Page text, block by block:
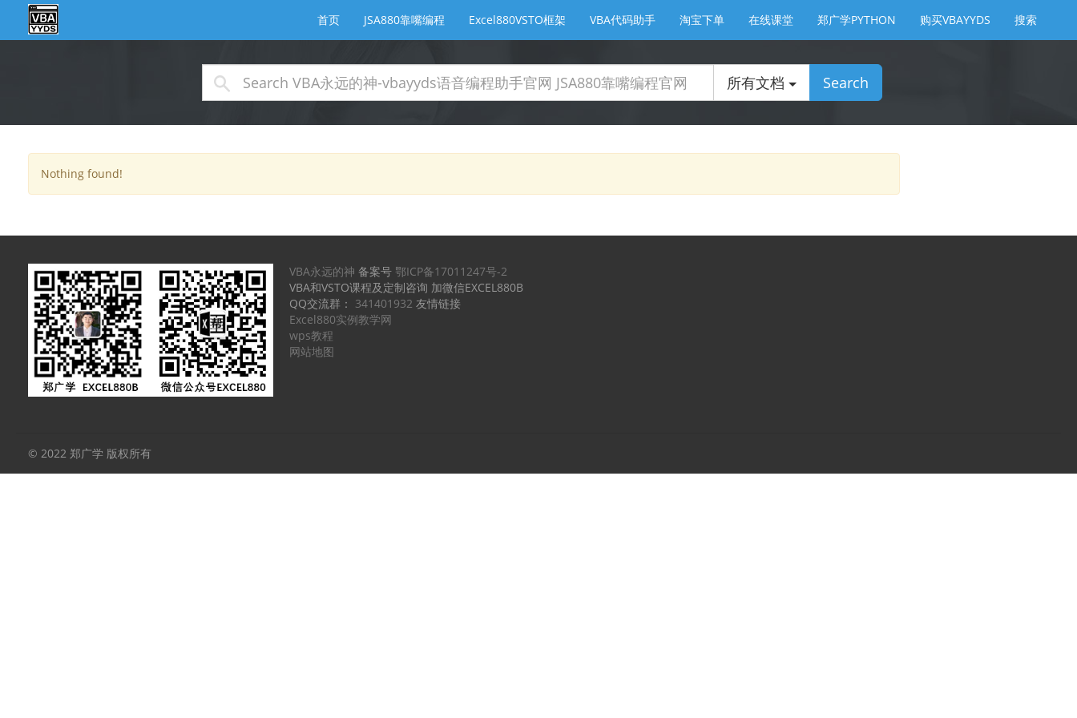
首页 JSA880靠嘴编程 Excel880VSTO框架 VBA代码助手 淘宝下单 在线课堂 郑广学PYTHON 购买VBAYYDS 搜索
所有文档 Search
Nothing found!
VBA永远的神 备案号鄂ICP备17011247号-2
VBA和VSTO课程及定制咨询 加微信EXCEL880B
QQ交流群： 341401932 友情链接
Excel880实例教学网
wps教程
网站地图
© 2022 郑广学 版权所有